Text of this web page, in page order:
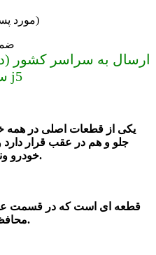
(مورد پسند 398 نفر مشتریان از جک شاپ)
ارسال به سراسر کشور
جک j5 | سپرعقب اصلی جک j5
یکی از قطعات اصلی در
جلو و هم در عقب قرار
خودرو ونقش ضربه گیر را نیز بر عهده دارد.
محافظت از بدنه خودرو تعبیه شده است.